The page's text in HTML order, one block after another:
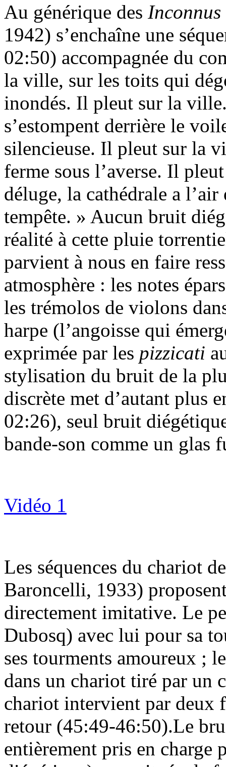
Au générique des
1942) s’enchaîne une
02:50) accompagnée du
la ville, sur les toits qui
inondés. Il pleut sur la
s’estompent derrière le
silencieuse. Il pleut sur la
ferme sous l’averse. Il
déluge, la cathédrale a
tempête. » Aucun bruit
réalité à cette pluie
parvient à nous en faire
atmosphère : les notes
les trémolos de violons
harpe (l’angoisse qui
exprimée par les pizzicati
stylisation du bruit de la
discrète met d’autant plus
02:26), seul bruit
bande-son comme un glas
Vidéo 1
Les séquences du chariot
Baroncelli, 1933)
directement imitative. Le
Dubosq) avec lui pour sa
ses tourments amoureux ;
dans un chariot tiré par un
chariot intervient par deux
retour (45:49-46:50).Le
entièrement pris en charge